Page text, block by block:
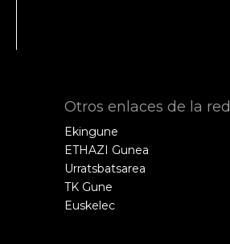
Otros enlaces de la red
Ekingune
ETHAZI Gunea
Urratsbatsarea
TK Gune
Euskelec